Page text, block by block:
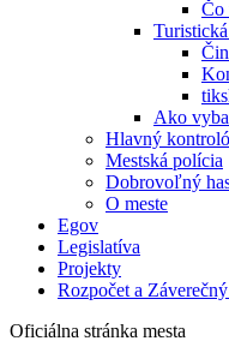
Čo
Ako
Hlavný
Mestská polícia
Dobrovoľný
O meste
Egov
Legislatíva
Projekty
Rozpočet a
Oficiálna stránka mesta